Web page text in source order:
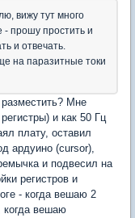
вижу тут много
- прошу простить и
и отвечать.
на паразитные токи
Мне
и как 50 Гц
плату, оставил
ардуино (cursor),
и подвесил на
регистров и
- когда вешаю 2
когда вешаю